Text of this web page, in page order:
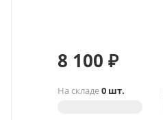
8 100 ₽
На складе0 шт.